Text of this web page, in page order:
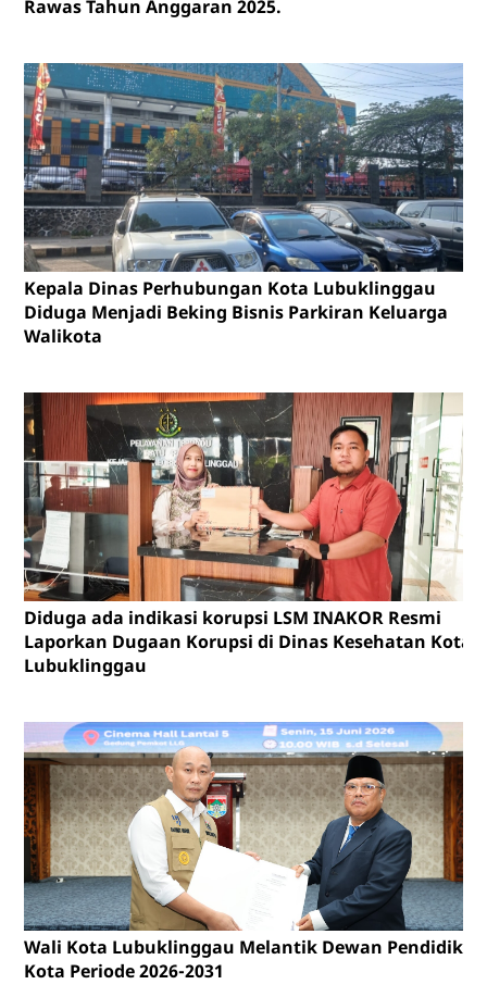
Rawas Tahun Anggaran 2025.
Kepala Dinas Perhubungan Kota Lubuklinggau
Diduga Menjadi Beking Bisnis Parkiran Keluarga
Walikota
Diduga ada indikasi korupsi LSM INAKOR Resmi
Laporkan Dugaan Korupsi di Dinas Kesehatan Kota
Lubuklinggau
Wali Kota Lubuklinggau Melantik Dewan Pendidikan
Kota Periode 2026-2031